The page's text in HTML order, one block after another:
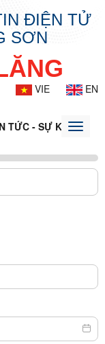
ĐIỆN TỬ
SƠN
VIE EN
TỨC - SỰ KIỆNToggle